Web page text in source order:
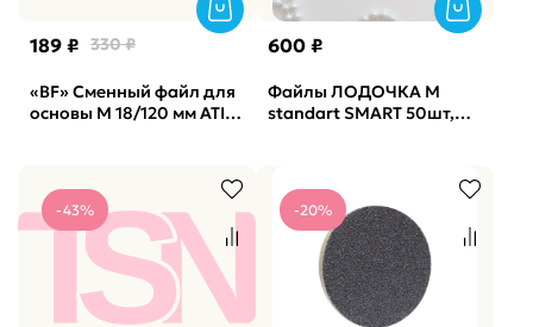
189 ₽ 330 ₽
«BF» Сменный файл для
основы M 18/120 мм ATIS,
600 ₽
Файлы ЛОДОЧКА М
standart SMART 50шт,
-43% -20%